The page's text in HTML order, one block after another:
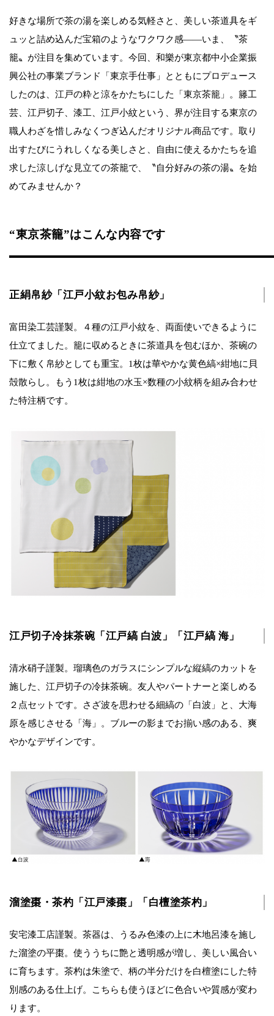
好きな場所で茶の湯を楽しめる気軽さと、美しい茶道具をギ
ュッと詰め込んだ宝箱のようなワクワク感――いま、〝茶
籠〟が注目を集めています。今回、和樂が東京都中小企業振
興公社の事業ブランド「東京手仕事」とともにプロデュース
したのは、江戸の粋と涼をかたちにした「東京茶籠」。籐工
芸、江戸切子、漆工、江戸小紋という、界が注目する東京の
職人わざを惜しみなくつぎ込んだオリジナル商品です。取り
出すたびにうれしくなる美しさと、自由に使えるかたちを追
求した涼しげな見立ての茶籠で、〝自分好みの茶の湯〟を始
めてみませんか？
“東京茶籠”はこんな内容です
正絹帛紗「江戸小紋お包み帛紗」
富田染工芸謹製。４種の江戸小紋を、両面使いできるように
仕立てました。籠に収めるときに茶道具を包むほか、茶碗の
下に敷く帛紗としても重宝。1枚は華やかな黄色縞×紺地に貝
殻散らし。もう1枚は紺地の水玉×数種の小紋柄を組み合わせ
た特注柄です。
江戸切子冷抹茶碗「江戸縞 白波」「江戸縞 海」
清水硝子謹製。瑠璃色のガラスにシンプルな縦縞のカットを
施した、江戸切子の冷抹茶碗。友人やパートナーと楽しめる
２点セットです。さざ波を思わせる細縞の「白波」と、大海
原を感じさせる「海」。ブルーの影までお揃い感のある、爽
やかなデザインです。
溜塗棗・茶杓「江戸漆棗」「白檀塗茶杓」
安宅漆工店謹製。茶器は、うるみ色漆の上に木地呂漆を施し
た溜塗の平棗。使ううちに艶と透明感が増し、美しい風合い
に育ちます。茶杓は朱塗で、柄の半分だけを白檀塗にした特
別感のある仕上げ。こちらも使うほどに色合いや質感が変わ
ります。